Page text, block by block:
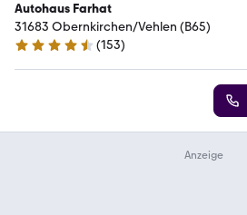
Autohaus Farhat
31683 Obernkirchen/Vehlen (B65)
4.6 Sterne
(153)